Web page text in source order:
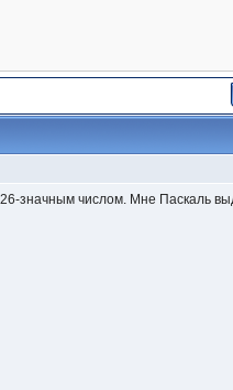
значным числом. Мне Паскаль